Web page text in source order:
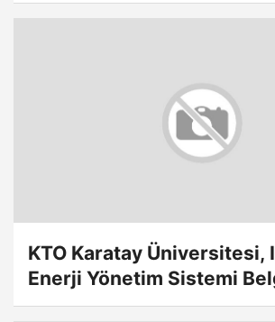
KTO Karatay Üniversitesi,
Enerji Yönetim Sistemi